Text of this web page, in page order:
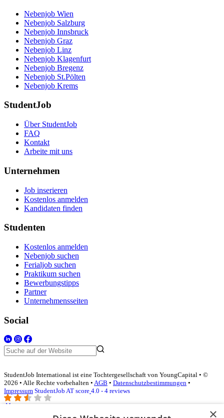
Nebenjob Wien
Nebenjob Salzburg
Nebenjob Innsbruck
Nebenjob Graz
Nebenjob Linz
Nebenjob Klagenfurt
Nebenjob Bregenz
Nebenjob St.Pölten
Nebenjob Krems
StudentJob
Über StudentJob
FAQ
Kontakt
Arbeite mit uns
Unternehmen
Job inserieren
Kostenlos anmelden
Kandidaten finden
Studenten
Kostenlos anmelden
Nebenjob suchen
Ferialjob suchen
Praktikum suchen
Bewerbungstipps
Partner
Unternehmensseiten
Social
StudentJob International ist eine Tochtergesellschaft von YoungCapital • ©
2026 • Alle Rechte vorbehalten • AGB • Datenschutzbestimmungen •
Impressum StudentJob AT score 4.0 - 4 reviews
×